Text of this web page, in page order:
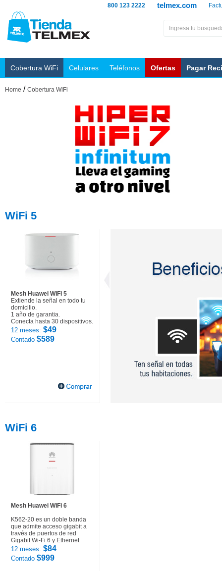
telmex.com
800 123 2222
Cobertura WiFi Celulares Teléfonos Ofertas Pagar
Home / Cobertura WiFi
WiFi 5
Mesh Huawei WiFi 5
Extiende la señal en todo tu
domicilio.
1 año de garantia.
Conecta hasta 30 dispositivos.
12 meses: $49
Contado $589
WiFi 6
Mesh Huawei WiFi 6
K562-20 es un doble banda
que admite acceso gigabit a
través de puertos de red
Gigabit Wi-Fi 6 y Ethernet
12 meses: $84
Contado $999